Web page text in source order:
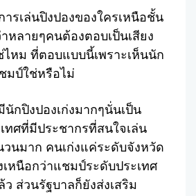
รเล่นปิงปองของใครเหนือชั้น
หลายๆคนต้องตอบเป็นเสียง
ไหม ที่ตอบแบบนี้เพราะเห็นนัก
มป์ใช่หรือไม่
กปิงปองเก่งมากๆนั่นเป็น
ทศที่มีประชากรที่สนใจเล่น
วนมาก คนเก่งแค่ระดับจังหวัด
เหนือกว่าแชมป์ระดับประเทศ
ส่วนรัฐบาลก็ยังส่งเสริม